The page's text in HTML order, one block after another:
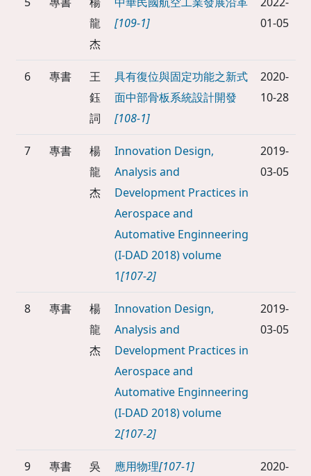
龍
杰
[109-1]
01-05
6 專書
王
鈺
詞
具有復位與固定功能之新式
面中部骨板系統設計開發
[108-1]
2020-
10-28
7 專書
楊
龍
杰
Innovation Design,
Analysis and
Development Practices in
Aerospace and
Automative Enginneering
(I-DAD 2018) volume
1[107-2]
2019-
03-05
8 專書
楊
龍
杰
Innovation Design,
Analysis and
Development Practices in
Aerospace and
Automative Enginneering
(I-DAD 2018) volume
2[107-2]
2019-
03-05
9 專書
吳
應用物理[107-1]
2020-